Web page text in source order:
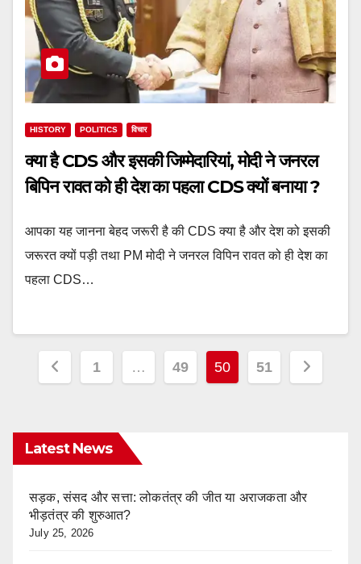
HISTORY POLITICS विचार
क्या है CDS और इसकी जिम्मेदारियां, मोदी ने जनरल
बिपिन रावत को ही देश का पहला CDS क्यों बनाया ?
आपका यह जानना बेहद जरूरी है की CDS क्या है और देश को इसकी
जरूरत क्यों पड़ी तथा PM मोदी ने जनरल विपिन रावत को ही देश का
पहला CDS…
Posts
1 … 49 50 51
Latest News
सड़क, संसद और सत्ता: लोकतंत्र की जीत या अराजकता और
भीड़तंत्र की शुरुआत?
July 25, 2026